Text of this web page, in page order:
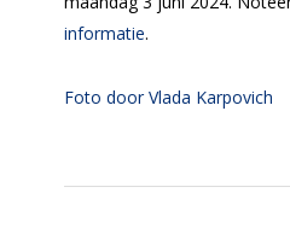
informatie.
Foto door Vlada Karpovich